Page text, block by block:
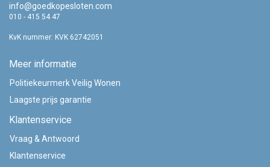
info@goedkopesloten.com
010 - 415 54 47
KvK nummer: KVK 62742051
Meer informatie
Politiekeurmerk Veilig Wonen
Laagste prijs garantie
Klantenservice
Vraag & Antwoord
Klantenservice